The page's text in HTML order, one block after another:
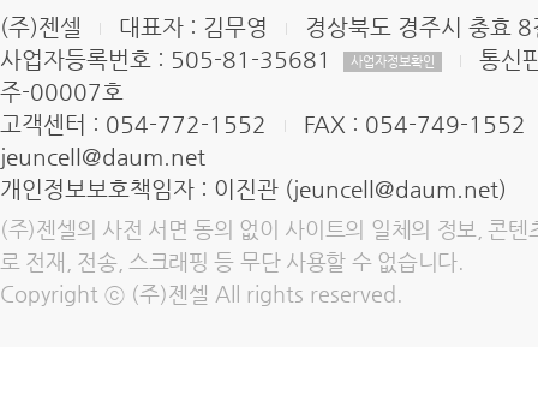
(주)젠셀 대표자 : 김무영
경상북도 경주시 충효
사업자등록번호 : 505-81-35681
사업자정보확인
통신
주-00007호
고객센터 : 054-772-1552
FAX : 054-749-1552
jeuncell@daum.net
개인정보보호책임자 : 이진관 (jeuncell@daum.net)
(주)젠셀의 사전 서면 동의 없이 사이트의 일체의 정보, 콘텐
로 전재, 전송, 스크래핑 등 무단 사용할 수 없습니다.
Copyright ⓒ (주)젠셀 All rights reserved.